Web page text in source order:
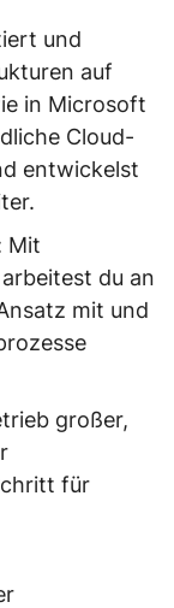
und
auf
in Microsoft
Cloud-
entwickelst
Mit
du an
mit und
großer,
für